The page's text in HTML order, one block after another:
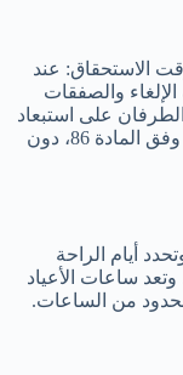
الاستحقاق: عند
والصفقات
الطرفان على استبعاد
العنصر المتغير من أساس مكافأة نهاية الخدمة وفق المادة 86، دون
أيام الراحة
ساعات الأعياد
محدود من الساعات.